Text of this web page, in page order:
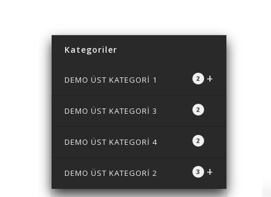
Kategoriler
2
DEMO ÜST KATEGORİ 1 +
2
DEMO ÜST KATEGORİ 3
2
DEMO ÜST KATEGORİ 4
3
DEMO ÜST KATEGORİ 2 +